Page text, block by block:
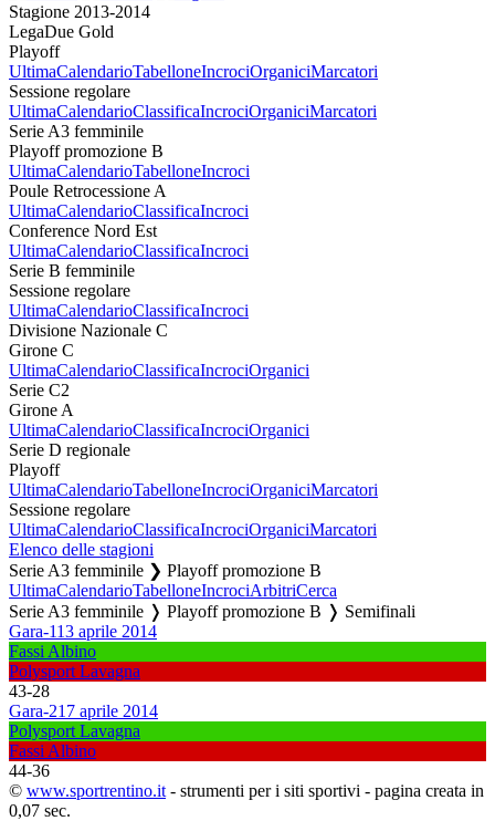
Stagione 2013-2014
LegaDue Gold
Playoff
UltimaCalendarioTabelloneIncrociOrganiciMarcatori
Sessione regolare
UltimaCalendarioClassificaIncrociOrganiciMarcatori
Serie A3 femminile
Playoff promozione B
UltimaCalendarioTabelloneIncroci
Poule Retrocessione A
UltimaCalendarioClassificaIncroci
Conference Nord Est
UltimaCalendarioClassificaIncroci
Serie B femminile
Sessione regolare
UltimaCalendarioClassificaIncroci
Divisione Nazionale C
Girone C
UltimaCalendarioClassificaIncrociOrganici
Serie C2
Girone A
UltimaCalendarioClassificaIncrociOrganici
Serie D regionale
Playoff
UltimaCalendarioTabelloneIncrociOrganiciMarcatori
Sessione regolare
UltimaCalendarioClassificaIncrociOrganiciMarcatori
Elenco delle stagioni
Serie A3 femminile ❯ Playoff promozione B
UltimaCalendarioTabelloneIncrociArbitriCerca
Serie A3 femminile ❭ Playoff promozione B ❭ Semifinali
Gara-113 aprile 2014
Fassi Albino
Polysport Lavagna
43-28
Gara-217 aprile 2014
Polysport Lavagna
Fassi Albino
44-36
© www.sportrentino.it - strumenti per i siti sportivi - pagina creata in
0,07 sec.